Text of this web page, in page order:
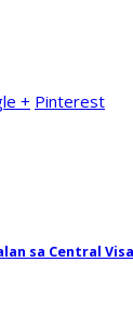
+ Pinterest
sa Central